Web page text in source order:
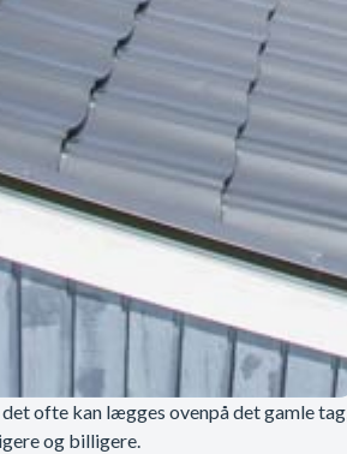
ofte kan lægges ovenpå det gamle tag,
og billigere.